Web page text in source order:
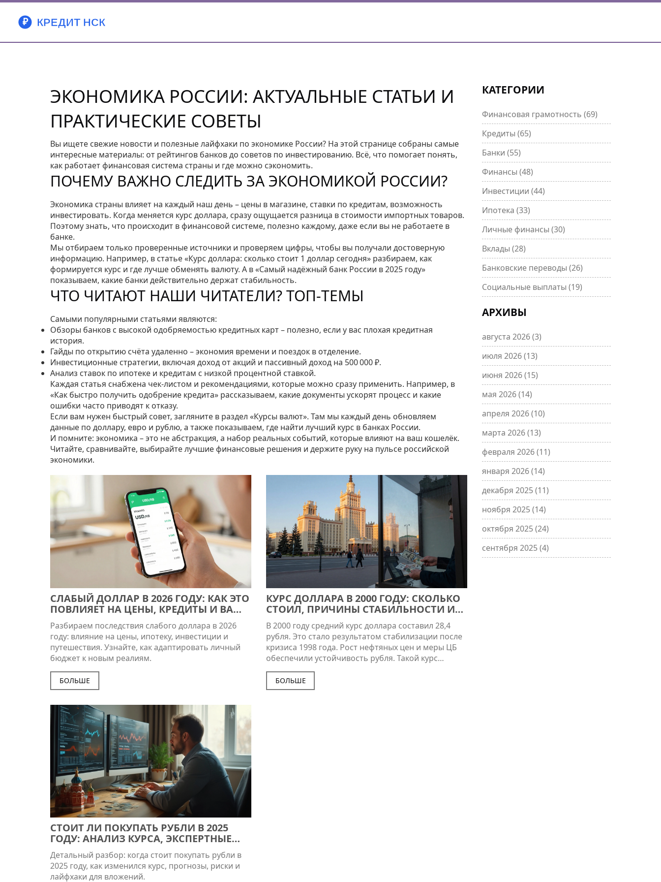
ЭКОНОМИКА РОССИИ: АКТУАЛЬНЫЕ СТАТЬИ И
ПРАКТИЧЕСКИЕ СОВЕТЫ
Вы ищете свежие новости и полезные лайфхаки по экономике России? На этой странице собраны самые
интересные материалы: от рейтингов банков до советов по инвестированию. Всё, что помогает понять,
как работает финансовая система страны и где можно сэкономить.
ПОЧЕМУ ВАЖНО СЛЕДИТЬ ЗА ЭКОНОМИКОЙ РОССИИ?
Экономика страны влияет на каждый наш день – цены в магазине, ставки по кредитам, возможность
инвестировать. Когда меняется курс доллара, сразу ощущается разница в стоимости импортных товаров.
Поэтому знать, что происходит в финансовой системе, полезно каждому, даже если вы не работаете в
банке.
Мы отбираем только проверенные источники и проверяем цифры, чтобы вы получали достоверную
информацию. Например, в статье «Курс доллара: сколько стоит 1 доллар сегодня» разбираем, как
формируется курс и где лучше обменять валюту. А в «Самый надёжный банк России в 2025 году»
показываем, какие банки действительно держат стабильность.
ЧТО ЧИТАЮТ НАШИ ЧИТАТЕЛИ? ТОП‑ТЕМЫ
Самыми популярными статьями являются:
Обзоры банков с высокой одобряемостью кредитных карт – полезно, если у вас плохая кредитная
история.
Гайды по открытию счёта удаленно – экономия времени и поездок в отделение.
Инвестиционные стратегии, включая доход от акций и пассивный доход на 500 000 ₽.
Анализ ставок по ипотеке и кредитам с низкой процентной ставкой.
Каждая статья снабжена чек‑листом и рекомендациями, которые можно сразу применить. Например, в
«Как быстро получить одобрение кредита» рассказываем, какие документы ускорят процесс и какие
ошибки часто приводят к отказу.
Если вам нужен быстрый совет, загляните в раздел «Курсы валют». Там мы каждый день обновляем
данные по доллару, евро и рублю, а также показываем, где найти лучший курс в банках России.
И помните: экономика – это не абстракция, а набор реальных событий, которые влияют на ваш кошелёк.
Читайте, сравнивайте, выбирайте лучшие финансовые решения и держите руку на пульсе российской
экономики.
СЛАБЫЙ ДОЛЛАР В 2026 ГОДУ: КАК ЭТО
ПОВЛИЯЕТ НА ЦЕНЫ, КРЕДИТЫ И ВАШ
КОШЕЛЕК
Разбираем последствия слабого доллара в 2026
году: влияние на цены, ипотеку, инвестиции и
путешествия. Узнайте, как адаптировать личный
бюджет к новым реалиям.
БОЛЬШЕ
КУРС ДОЛЛАРА В 2000 ГОДУ: СКОЛЬКО
СТОИЛ, ПРИЧИНЫ СТАБИЛЬНОСТИ И
ВЛИЯНИЕ НА ЭКОНОМИКУ
В 2000 году средний курс доллара составил 28,4
рубля. Это стало результатом стабилизации после
кризиса 1998 года. Рост нефтяных цен и меры ЦБ
обеспечили устойчивость рубля. Такой курс
повлиял на цены импорта и повседневные
расходы. Подробнее в статье.
БОЛЬШЕ
СТОИТ ЛИ ПОКУПАТЬ РУБЛИ В 2025
ГОДУ: АНАЛИЗ КУРСА, ЭКСПЕРТНЫЕ
СОВЕТЫ И РИСКИ
Детальный разбор: когда стоит покупать рубли в
2025 году, как изменился курс, прогнозы, риски и
лайфхаки для вложений.
КАТЕГОРИИ
Финансовая грамотность (69)
Кредиты (65)
Банки (55)
Финансы (48)
Инвестиции (44)
Ипотека (33)
Личные финансы (30)
Вклады (28)
Банковские переводы (26)
Социальные выплаты (19)
АРХИВЫ
августа 2026(3)
июля 2026(13)
июня 2026(15)
мая 2026(14)
апреля 2026(10)
марта 2026(13)
февраля 2026(11)
января 2026(14)
декабря 2025(11)
ноября 2025(14)
октября 2025(24)
сентября 2025(4)